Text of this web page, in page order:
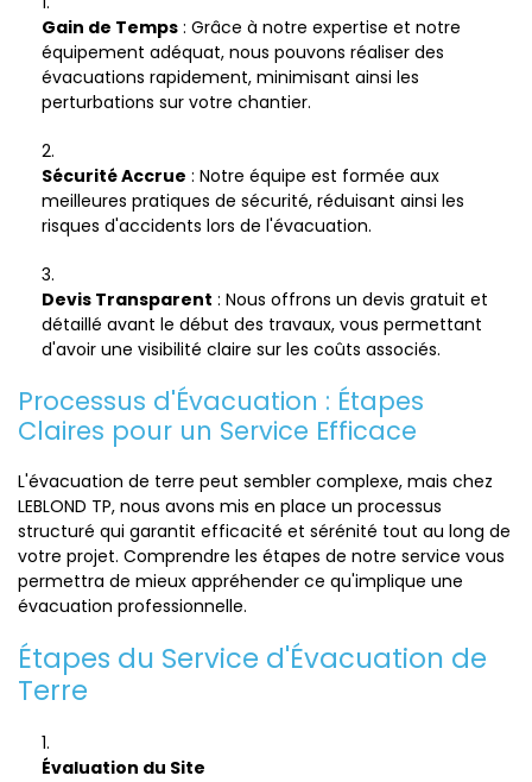
Gain de Temps : Grâce à notre expertise et notre
équipement adéquat, nous pouvons réaliser des
évacuations rapidement, minimisant ainsi les
perturbations sur votre chantier.
Sécurité Accrue : Notre équipe est formée aux
meilleures pratiques de sécurité, réduisant ainsi les
risques d'accidents lors de l'évacuation.
Devis Transparent : Nous offrons un devis gratuit et
détaillé avant le début des travaux, vous permettant
d'avoir une visibilité claire sur les coûts associés.
Processus d'Évacuation : Étapes
Claires pour un Service Efficace
L'évacuation de terre peut sembler complexe, mais chez
LEBLOND TP, nous avons mis en place un processus
structuré qui garantit efficacité et sérénité tout au long de
votre projet. Comprendre les étapes de notre service vous
permettra de mieux appréhender ce qu'implique une
évacuation professionnelle.
Étapes du Service d'Évacuation de
Terre
Évaluation du Site